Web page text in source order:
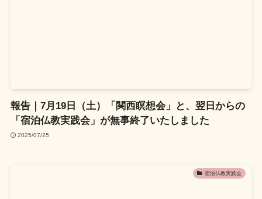
報告｜7月19日（土）「関西瞑想会」と、翌日からの
「宿泊仏教実践会」が無事終了いたしました
2025/07/25
宿泊仏教実践会